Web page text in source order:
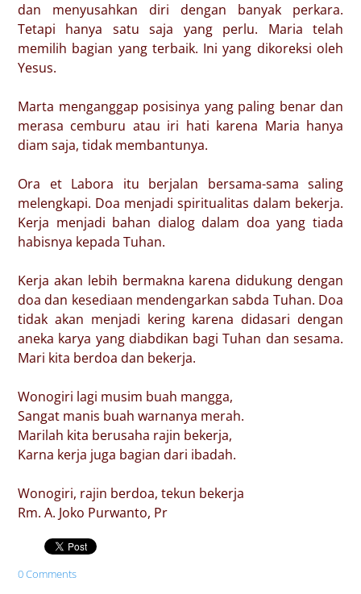
dan menyusahkan diri dengan banyak perkara.
Tetapi hanya satu saja yang perlu. Maria telah
memilih bagian yang terbaik. Ini yang dikoreksi oleh
Yesus.
Marta menganggap posisinya yang paling benar dan
merasa cemburu atau iri hati karena Maria hanya
diam saja, tidak membantunya.
Ora et Labora itu berjalan bersama-sama saling
melengkapi. Doa menjadi spiritualitas dalam bekerja.
Kerja menjadi bahan dialog dalam doa yang tiada
habisnya kepada Tuhan.
Kerja akan lebih bermakna karena didukung dengan
doa dan kesediaan mendengarkan sabda Tuhan. Doa
tidak akan menjadi kering karena didasari dengan
aneka karya yang diabdikan bagi Tuhan dan sesama.
Mari kita berdoa dan bekerja.
Wonogiri lagi musim buah mangga,
Sangat manis buah warnanya merah.
Marilah kita berusaha rajin bekerja,
Karna kerja juga bagian dari ibadah.
Wonogiri, rajin berdoa, tekun bekerja
Rm. A. Joko Purwanto, Pr
0 Comments